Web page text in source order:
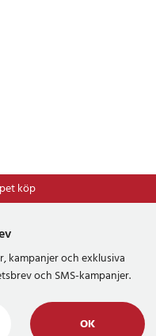
köp
*
kampanjer och exklusiva
och SMS-kampanjer.
OK